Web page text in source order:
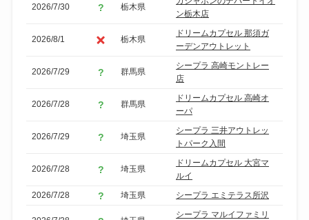
2026/7/30 栃木県
ン栃木店
2026/8/1 栃木県
ドリームカプセル 那須ガ
ーデンアウトレット
2026/7/29 群馬県
シープラ 高崎モントレー
店
2026/7/28 群馬県
ドリームカプセル 高崎オ
ーパ
2026/7/29 埼玉県
シープラ 三井アウトレッ
トパーク入間
2026/7/28 埼玉県
ドリームカプセル 大宮マ
ルイ
2026/7/28
埼玉県 シープラ エミテラス所沢
シープラ マルイファミリ